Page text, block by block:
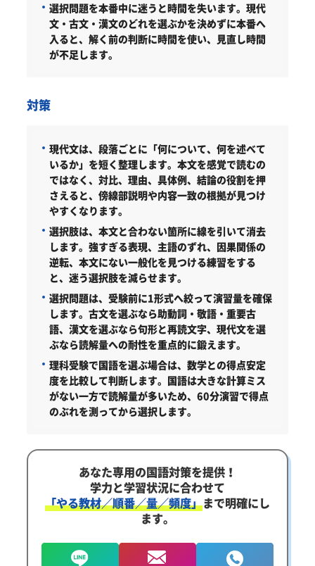
選択問題を本番中に迷うと時間を失います。現代
文・古文・漢文のどれを選ぶかを決めずに本番へ
入ると、解く前の判断に時間を使い、見直し時間
が不足します。
対策
現代文は、段落ごとに「何について、何を述べて
いるか」を短く整理します。 本文を感覚で読むの
ではなく、対比、理由、具体例、結論の役割を押
さえると、傍線部説明や内容一致の根拠が見つけ
やすくなります。
選択肢は、本文と合わない箇所に線を引いて消去
します。 強すぎる表現、主語のずれ、因果関係の
逆転、本文にない一般化を見つける練習をする
と、迷う選択肢を減らせます。
選択問題は、受験前に1形式へ絞って演習量を確保
します。 古文を選ぶなら助動詞・敬語・重要古
語、漢文を選ぶなら句形と再読文字、現代文を選
ぶなら読解量への耐性を重点的に鍛えます。
理科受験で国語を選ぶ場合は、数学との得点安定
度を比較して判断します。 国語は大きな計算ミス
がない一方で読解量が多いため、60分演習で得点
のぶれを測ってから選択します。
あなた専用の国語対策を提供！
学力と学習状況に合わせて
「やる教材／順番／量／頻度」まで明確にし
ます。